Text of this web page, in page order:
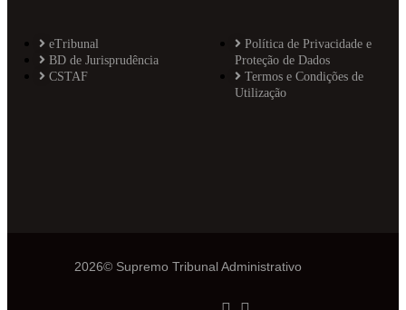
eTribunal
BD de Jurisprudência
CSTAF
Política de Privacidade e
Proteção de Dados
Termos e Condições de
Utilização
2026© Supremo Tribunal Administrativo